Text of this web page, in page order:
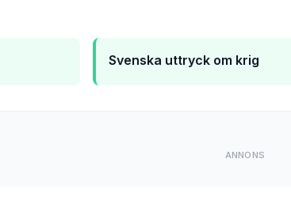
Svenska uttryck om krig
ANNONS